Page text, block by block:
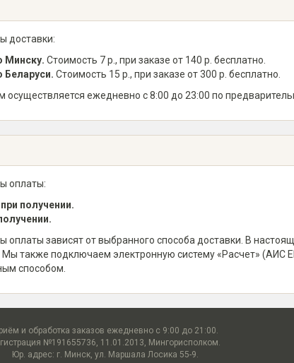
доставки:
Минску. Стоимость 7 р., при заказе от 140 р. бесплатно.
Беларуси. Стоимость 15 р., при заказе от 300 р. бесплатно.
осуществляется ежедневно с 8:00 до 23:00 по
оплаты:
получении.
оплаты зависят от выбранного способа доставки. В
Мы также подключаем электронную систему «Расчет» (АИС
способом.
и обработка заказов ежедневно с 9:00 до 21:00.
№191655736, 11.01.2013, Мингорисполком.
Юр. адрес: г. Минск, ул. Маршала Лосика 55-9.